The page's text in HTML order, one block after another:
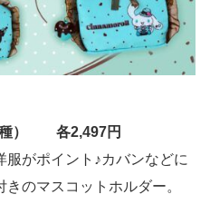
種） 各2,497円
がポイント♪カバンなどに
のマスコットホルダー。